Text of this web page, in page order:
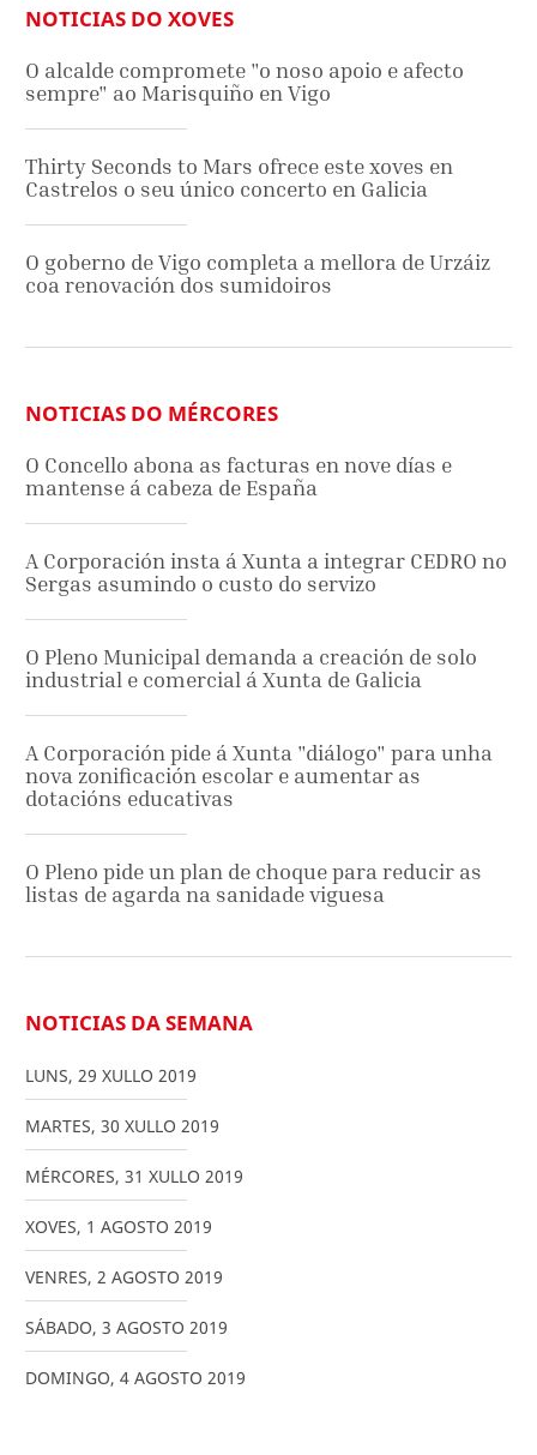
NOTICIAS DO XOVES
O alcalde compromete "o noso apoio e afecto
sempre" ao Marisquiño en Vigo
Thirty Seconds to Mars ofrece este xoves en
Castrelos o seu único concerto en Galicia
O goberno de Vigo completa a mellora de Urzáiz
coa renovación dos sumidoiros
NOTICIAS DO MÉRCORES
O Concello abona as facturas en nove días e
mantense á cabeza de España
A Corporación insta á Xunta a integrar CEDRO no
Sergas asumindo o custo do servizo
O Pleno Municipal demanda a creación de solo
industrial e comercial á Xunta de Galicia
A Corporación pide á Xunta "diálogo" para unha
nova zonificación escolar e aumentar as
dotacións educativas
O Pleno pide un plan de choque para reducir as
listas de agarda na sanidade viguesa
NOTICIAS DA SEMANA
LUNS, 29 XULLO 2019
MARTES, 30 XULLO 2019
MÉRCORES, 31 XULLO 2019
XOVES, 1 AGOSTO 2019
VENRES, 2 AGOSTO 2019
SÁBADO, 3 AGOSTO 2019
DOMINGO, 4 AGOSTO 2019